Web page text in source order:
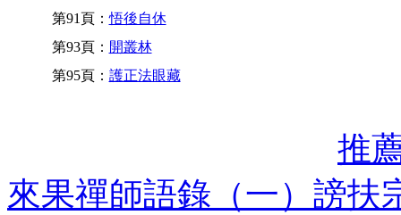
第91頁：悟後自休
第93頁： 開叢林
第95頁： 護正法眼藏
推
來果禪師語錄（一）謗